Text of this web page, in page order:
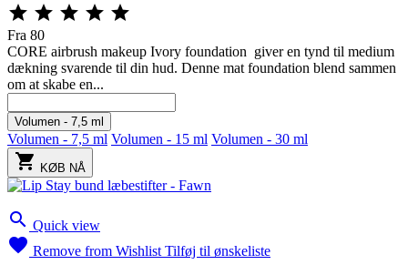
    
Fra 80
CORE airbrush makeup Ivory foundation giver en tynd til medium
dækning svarende til din hud. Denne mat foundation blend sammen
om at skabe en...
Volumen - 7,5 ml
Volumen - 7,5 ml Volumen - 15 ml Volumen - 30 ml
 KØB NÅ
 Quick view
 Remove from Wishlist Tilføj til ønskeliste